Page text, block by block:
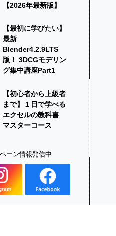
【2026年最新版】
【最初に学びたい】
最新
Blender4.2.9LTS
版！ 3DCGモデリン
グ集中講座Part1
【初心者から上級者
まで】１日で学べる
エクセルの教科書
マスターコース
ーン情報発信中